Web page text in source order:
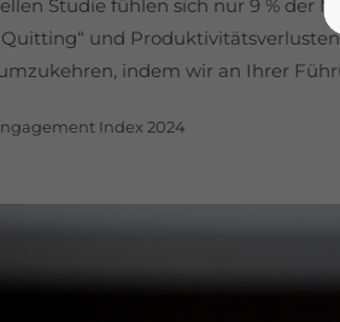
Studie fühlen sich nur 9 % der
und
indem wir an Ihrer
Index 2024